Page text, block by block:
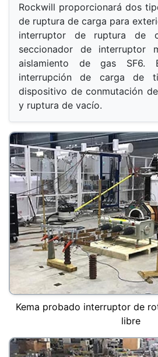
Rockwill proporcionará dos
de ruptura de carga para
interruptor de ruptura de
seccionador de interruptor
aislamiento de gas SF6.
interrupción de carga de
dispositivo de conmutación
y ruptura de vacío.
Kema probado interruptor de
libre